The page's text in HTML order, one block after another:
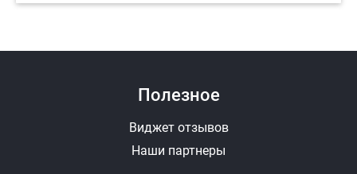
Полезное
Виджет отзывов
Наши партнеры